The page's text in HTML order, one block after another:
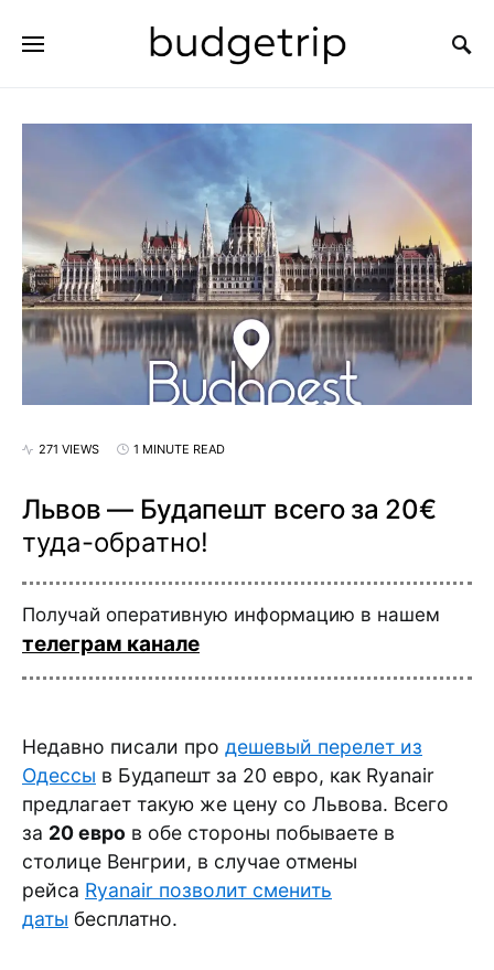
271 VIEWS 1 MINUTE READ
Львов — Будапешт всего за 20€
туда-обратно!
Получай оперативную информацию в нашем
телеграм канале
Недавно писали про дешевый перелет из
Одессы в Будапешт за 20 евро, как Ryanair
предлагает такую же цену со Львова. Всего
за 20 евро в обе стороны побываете в
столице Венгрии, в случае отмены
рейса Ryanair позволит сменить
даты бесплатно.